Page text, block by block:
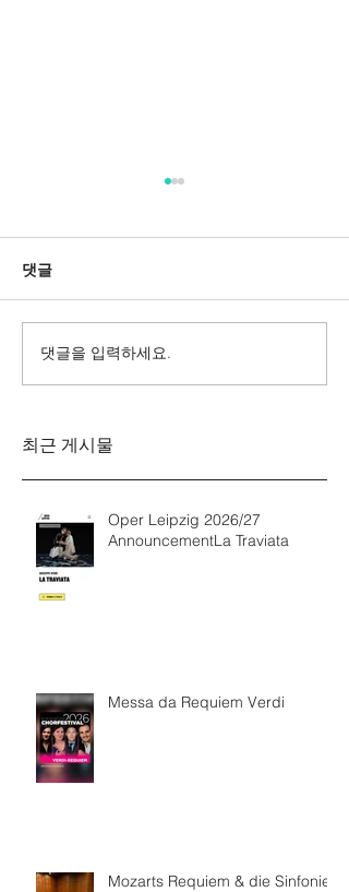
Messa da Requiem
댓글
댓글을 입력하세요.
최근 게시물
Oper Leipzig 2026/27
AnnouncementLa Traviata
Messa da Requiem Verdi
Mozarts Requiem & die Sinfonie